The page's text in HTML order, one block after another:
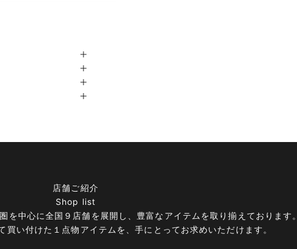
店舗ご紹介
Shop list
を中心に全国９店舗を展開し、豊富なアイテムを取り揃えております。
買い付けた１点物アイテムを、手にとってお求めいただけます。